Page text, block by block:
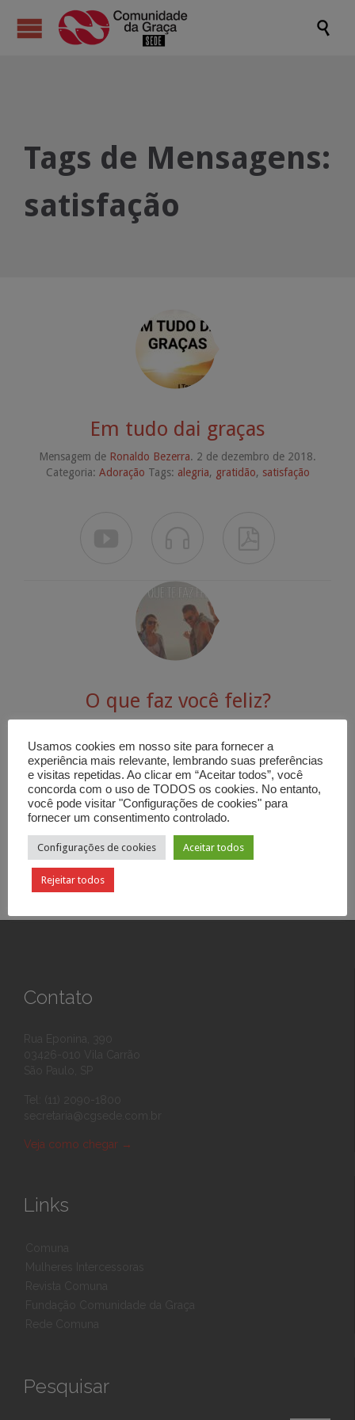

Tags de Mensagens:
satisfação
Em tudo dai graças
Mensagem de Ronaldo Bezerra. 2 de dezembro de 2018.
Categoria: Adoração Tags: alegria, gratidão, satisfação
O que faz você feliz?
Categoria:Adoração,Fé,Liderança ,Reino de DeusTags:
por felicidade,desejos ,fé,felicidade,satisfação
 
Contato
Veja como chegar →
Links
Pesquisar
Usamos cookies em nosso site para fornecer a
experiência mais relevante, lembrando suas preferências
e visitas repetidas. Ao clicar em “Aceitar todos”, você
concorda com o uso de TODOS os cookies. No entanto,
você pode visitar "Configurações de cookies" para
fornecer um consentimento controlado.
Configurações de cookies Aceitar todos
Rejeitar todos